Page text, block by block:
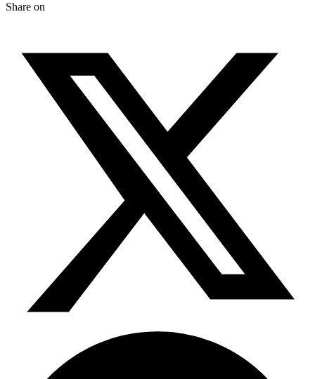
Share on